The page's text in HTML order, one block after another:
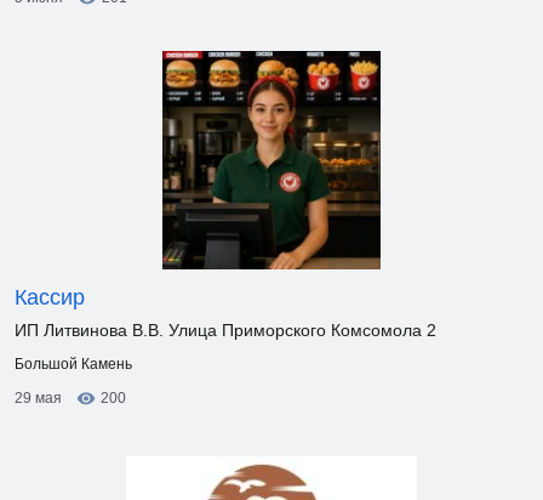
Кассир
ИП Литвинова В.В. Улица Приморского Комсомола 2
Большой Камень
29 мая
200